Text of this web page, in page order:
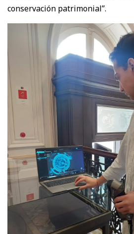
conservación patrimonial”.